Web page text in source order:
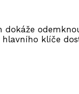
dokáže
hlavního klíče